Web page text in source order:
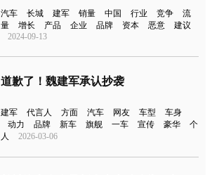
汽车 长城 建军 销量 中国 行业 竞争
流
量
增长 产品 企业 品牌 资本 恶意
建议
2024-09-13
道歉了！魏建军承认抄袭
建军 代言人 方面 汽车 网友 车型
车身
动力
品牌 新车 旗舰 一车 宣传 豪华
个
人
2026-03-06